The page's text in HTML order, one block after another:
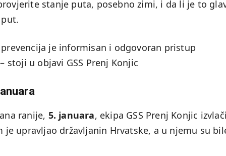
stanje puta, posebno zimi, i da li je to
je informisan i odgovoran pristup
stoji u objavi GSS Prenj Konjic
ranije, 5. januara, ekipa GSS Prenj Konjic
upravljao državljanin Hrvatske, a u njemu su